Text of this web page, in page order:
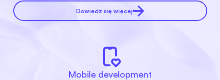
Dowiedz się więcej
Mobile development